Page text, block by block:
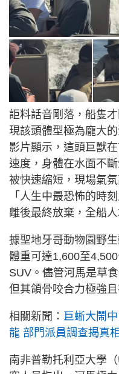
詎料話音剛落，船隻
現該頭體型極為龐大
影片顯示，這頭巨獸
速度，身體在水面不
被快速縮短，現場氣
「人生中最恐怖的時
離後最終放棄，全船
據聖地牙哥動物園野
體重可達1,600至
SUV。儘管河馬是草
但其頜骨咬合力極強
相關新聞： 巨蜥大鬧
龍 部門派員調查揭真相
南非普勒托利亞大學